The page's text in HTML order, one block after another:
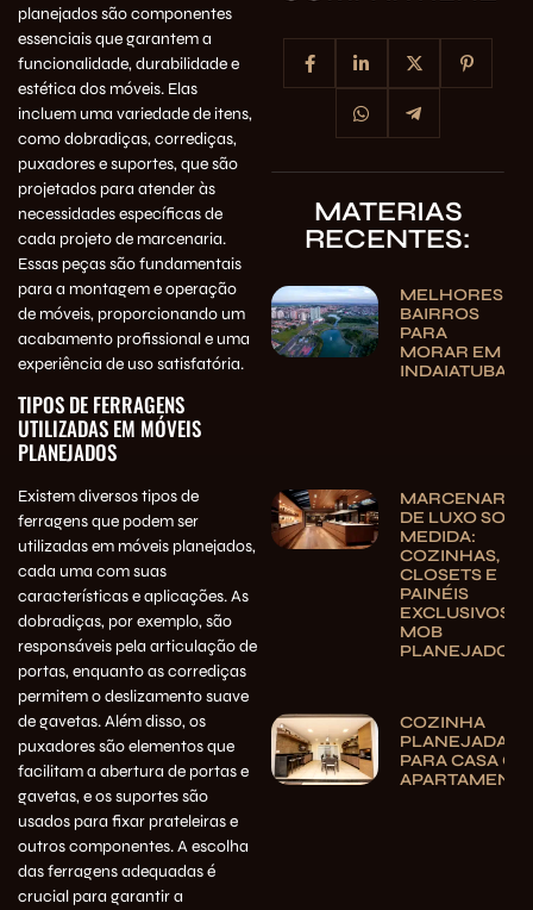
planejados são componentes
essenciais que garantem a
funcionalidade, durabilidade e
estética dos móveis. Elas
incluem uma variedade de itens,
como dobradiças, corrediças,
puxadores e suportes, que são
projetados para atender às
necessidades específicas de
cada projeto de marcenaria.
Essas peças são fundamentais
para a montagem e operação
de móveis, proporcionando um
acabamento profissional e uma
experiência de uso satisfatória.
TIPOS DE FERRAGENS
UTILIZADAS EM MÓVEIS
PLANEJADOS
Existem diversos tipos de
ferragens que podem ser
utilizadas em móveis planejados,
cada uma com suas
características e aplicações. As
dobradiças, por exemplo, são
responsáveis pela articulação de
portas, enquanto as corrediças
permitem o deslizamento suave
de gavetas. Além disso, os
puxadores são elementos que
facilitam a abertura de portas e
gavetas, e os suportes são
usados para fixar prateleiras e
outros componentes. A escolha
das ferragens adequadas é
crucial para garantir a
MATERIAS
RECENTES:
MELHORES
BAIRROS
PARA
MORAR EM
INDAIATUBA
MARCENARIA
DE LUXO SOB
MEDIDA:
COZINHAS,
CLOSETS E
PAINÉIS
EXCLUSIVOS |
MOB
PLANEJADOS
COZINHA
PLANEJADA
PARA CASA OU